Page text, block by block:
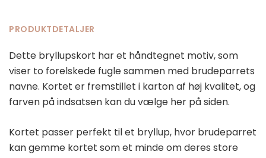
PRODUKTDETALJER
Dette bryllupskort har et håndtegnet motiv, som
viser to forelskede fugle sammen med brudeparrets
navne. Kortet er fremstillet i karton af høj kvalitet, og
farven på indsatsen kan du vælge her på siden.
Kortet passer perfekt til et bryllup, hvor brudeparret
kan gemme kortet som et minde om deres store